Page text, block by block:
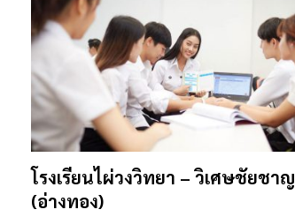
โรงเรียนไผ่วงวิทยา – วิเศษชัยชาญ
(อ่างทอง)